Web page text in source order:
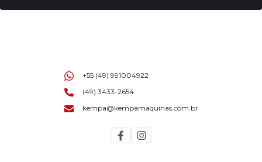
+55 (49) 991004922
(49) 3433-2654
kempa@kempamaquinas.com.br